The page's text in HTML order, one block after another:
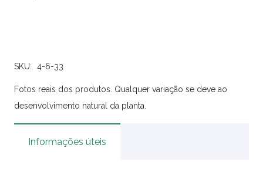
SKU: 4-6-33
Fotos reais dos produtos. Qualquer variação se deve ao
desenvolvimento natural da planta.
Informações úteis